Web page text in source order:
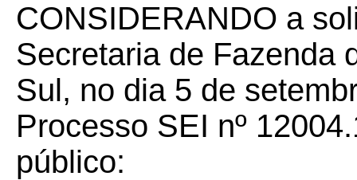
CONSIDERANDO a
Secretaria de Fazenda
Sul, no dia 5 de
Processo SEI nº
público: